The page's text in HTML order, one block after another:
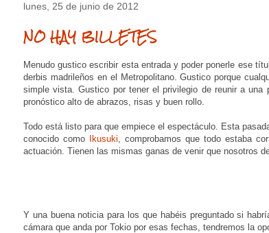
lunes, 25 de junio de 2012
NO HAY BILLETES
Menudo gustico escribir esta entrada y poder ponerle ese
derbis madrileños en el Metropolitano. Gustico porque
simple vista. Gustico por tener el privilegio de reunir a
pronóstico alto de abrazos, risas y buen rollo.
Todo está listo para que empiece el espectáculo. Esta
conocido como
Ikusuki, comprobamos que todo estaba
actuación. Tienen las mismas ganas de venir que nosotros
Y una buena noticia para los que habéis preguntado si
cámara que anda por Tokio por esas fechas, tendremos la